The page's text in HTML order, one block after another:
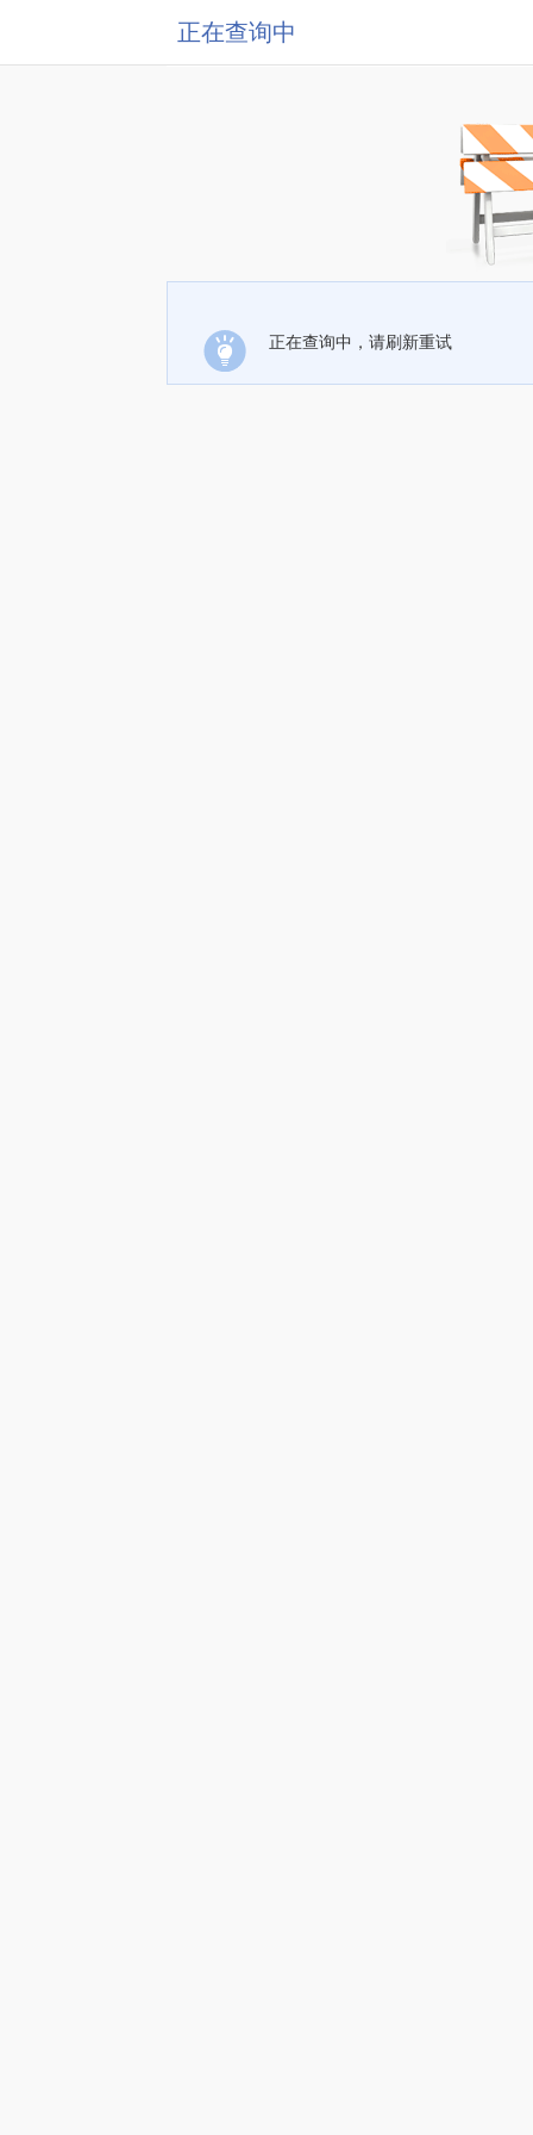
正在查询中
正在查询中，请刷新重试